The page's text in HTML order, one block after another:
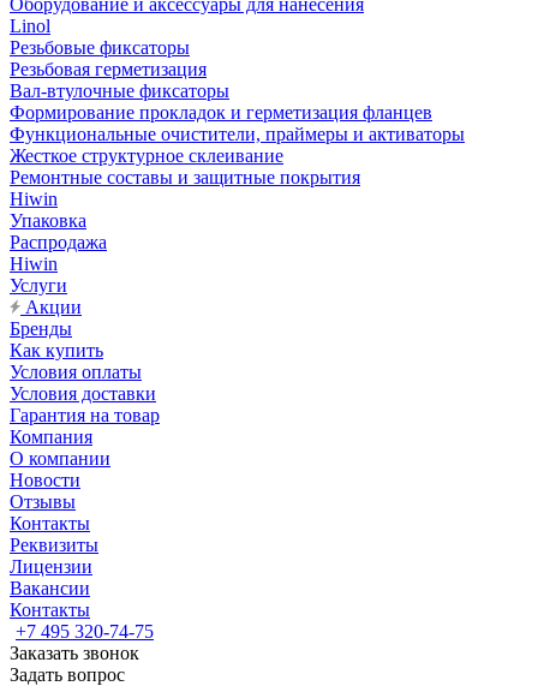
Оборудование и аксессуары для нанесения
Linol
Резьбовые фиксаторы
Резьбовая герметизация
Вал-втулочные фиксаторы
Формирование прокладок и герметизация фланцев
Функциональные очистители, праймеры и активаторы
Жесткое структурное склеивание
Ремонтные составы и защитные покрытия
Hiwin
Упаковка
Распродажа
Hiwin
Услуги
Акции
Бренды
Как купить
Условия оплаты
Условия доставки
Гарантия на товар
Компания
О компании
Новости
Отзывы
Контакты
Реквизиты
Лицензии
Вакансии
Контакты
+7 495 320-74-75
Заказать звонок
Задать вопрос